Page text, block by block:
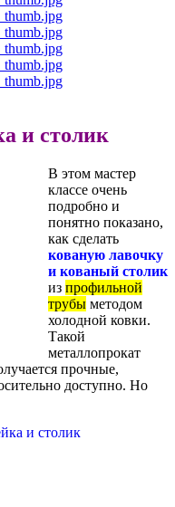
и столик
В этом мастер
классе очень
подробно и
понятно показано,
как сделать
кованую лавочку
и кованый столик
из профильной
трубы методом
холодной ковки.
Такой
металлопрокат
прочные,
доступно. Но